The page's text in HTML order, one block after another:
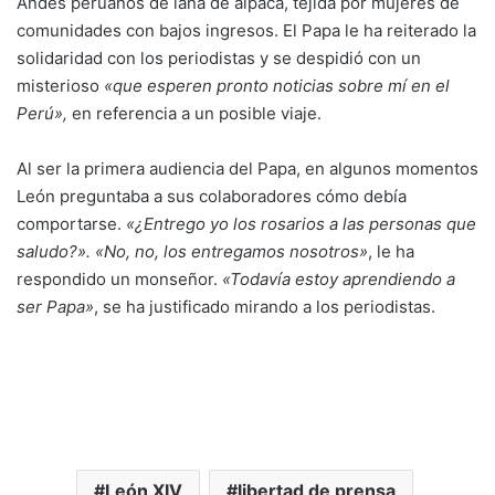
comunidades con bajos ingresos. El Papa le ha reiterado la
solidaridad con los periodistas y se despidió con un
misterioso «que esperen pronto noticias sobre mí en el
Perú», en referencia a un posible viaje.
Al ser la primera audiencia del Papa, en algunos momentos
León preguntaba a sus colaboradores cómo debía
comportarse. «¿Entrego yo los rosarios a las personas que
saludo?». «No, no, los entregamos nosotros», le ha
respondido un monseñor. «Todavía estoy aprendiendo a
ser Papa», se ha justificado mirando a los periodistas.
León XIV libertad de prensa